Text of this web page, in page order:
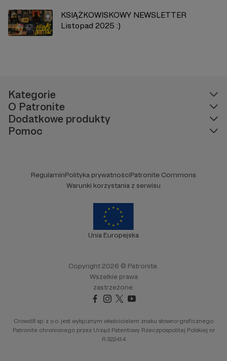
KSIĄŻKOWISKOWY NEWSLETTER
Listopad 2025 :)
Kategorie
O Patronite
Dodatkowe produkty
Pomoc
RegulaminPolityka prywatnościPatronite Commons
Warunki korzystania z serwisu
Unia Europejska
Copyright 2026 © Patronite.
Wszelkie prawa
zastrzeżone.
Crowd8 sp. z o.o. jest wyłącznym właścicielem znaku słowno-graficznego
Patronite chronionego przez Urząd Patentowy Rzeczpospolitej Polskiej nr
R.322414